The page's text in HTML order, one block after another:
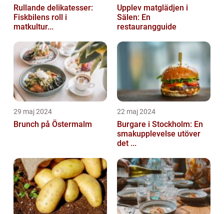
Rullande delikatesser:
Fiskbilens roll i
matkultur...
Upplev matglädjen i
Sälen: En
restaurangguide
29 maj 2024
Brunch på Östermalm
22 maj 2024
Burgare i Stockholm: En
smakupplevelse utöver
det ...